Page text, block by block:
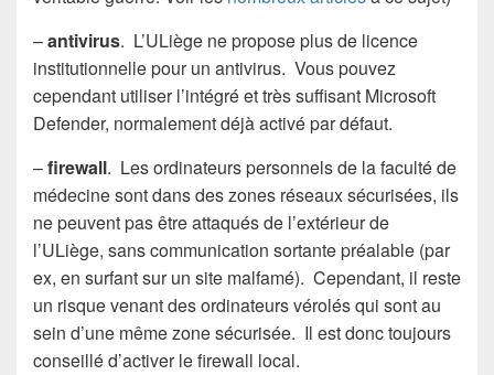
–antivirus. L’ULiège ne propose plus de licence
institutionnelle pour un antivirus. Vous pouvez
cependant utiliser l’intégré et très suffisant Microsoft
Defender, normalement déjà activé par défaut.
–firewall. Les ordinateurs personnels de la faculté de
médecine sont dans des zones réseaux sécurisées, ils
ne peuvent pas être attaqués de l’extérieur de
l’ULiège, sans communication sortante préalable (par
ex, en surfant sur un site malfamé). Cependant, il reste
un risque venant des ordinateurs vérolés qui sont au
sein d’une même zone sécurisée. Il est donc toujours
conseillé d’activer le firewall local.